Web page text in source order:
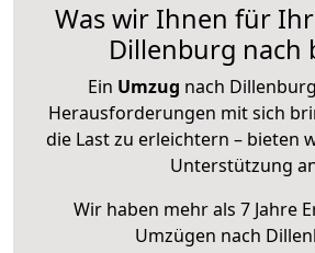
Was wir Ihnen für
Dillenburg nach
Ein Umzug nach
Herausforderungen mit sich
die Last zu erleichtern – bieten
Unterstützung
Wir haben mehr als 7 Jahre
Umzügen nach